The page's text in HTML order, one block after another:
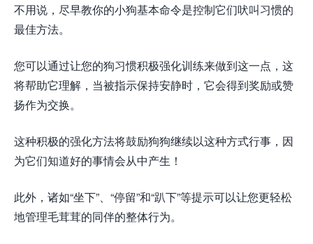
不用说，尽早教你的小狗基本命令是控制它们吠叫习惯的
最佳方法。
您可以通过让您的狗习惯积极强化训练来做到这一点，这
将帮助它理解，当被指示保持安静时，它会得到奖励或赞
扬作为交换。
这种积极的强化方法将鼓励狗狗继续以这种方式行事，因
为它们知道好的事情会从中产生！
此外，诸如“坐下”、“停留”和“趴下”等提示可以让您更轻松
地管理毛茸茸的同伴的整体行为。